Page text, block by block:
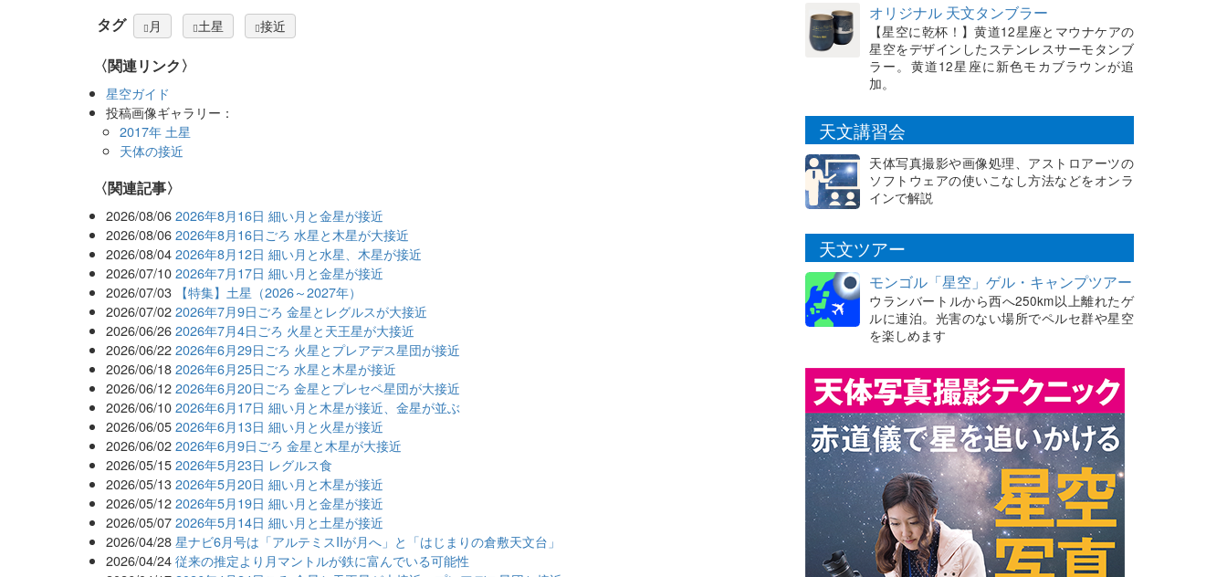
タグ 月 土星 接近
〈関連リンク〉
星空ガイド
投稿画像ギャラリー：
2017年 土星
天体の接近
関連記事
2026/08/06 2026年8月16日 細い月と金星が接近
2026/08/06 2026年8月16日ごろ 水星と木星が大接近
2026/08/04 2026年8月12日 細い月と水星、木星が接近
2026/07/10 2026年7月17日 細い月と金星が接近
2026/07/03 【特集】土星（2026～2027年）
2026/07/02 2026年7月9日ごろ 金星とレグルスが大接近
2026/06/26 2026年7月4日ごろ 火星と天王星が大接近
2026/06/22 2026年6月29日ごろ 火星とプレアデス星団が接近
2026/06/18 2026年6月25日ごろ 水星と木星が接近
2026/06/12 2026年6月20日ごろ 金星とプレセペ星団が大接近
2026/06/10 2026年6月17日 細い月と木星が接近、金星が並ぶ
2026/06/05 2026年6月13日 細い月と火星が接近
2026/06/02 2026年6月9日ごろ 金星と木星が大接近
2026/05/15 2026年5月23日 レグルス食
2026/05/13 2026年5月20日 細い月と木星が接近
2026/05/12 2026年5月19日 細い月と金星が接近
2026/05/07 2026年5月14日 細い月と土星が接近
2026/04/28 星ナビ6月号は「アルテミスIIが月へ」と「はじまりの倉敷天文台」
2026/04/24 従来の推定より月マントルが鉄に富んでいる可能性
オリジナル 天文タンブラー
【星空に乾杯！】黄道12星座とマウナケアの
星空をデザインしたステンレスサーモタンブ
ラー。黄道12星座に新色モカブラウンが追
加。
天文講習会
天体写真撮影や画像処理、アストロアーツの
ソフトウェアの使いこなし方法などをオンラ
インで解説
天文ツアー
モンゴル「星空」ゲル・キャンプツアー
ウランバートルから西へ250km以上離れたゲ
ルに連泊。光害のない場所でペルセ群や星空
を楽しめます